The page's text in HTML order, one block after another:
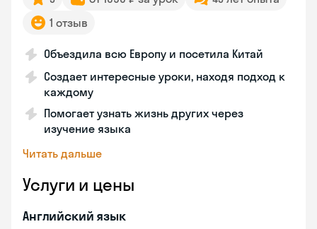
1 отзыв
Объездила всю Европу и посетила Китай
Создает интересные уроки, находя подход к
каждому
Помогает узнать жизнь других через
изучение языка
Читать дальше
Услуги и цены
Английский язык